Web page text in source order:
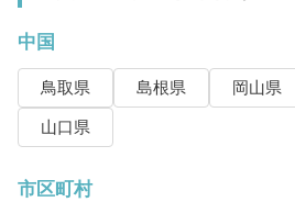
中国
鳥取県 島根県 岡山県
山口県
市区町村